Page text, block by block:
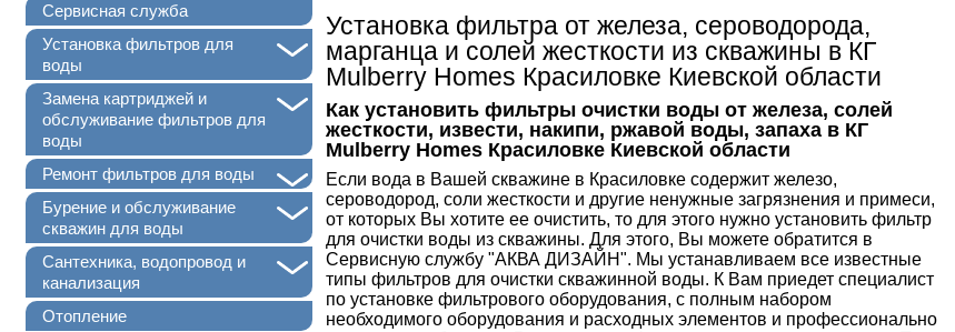
Сервисная служба
+
Установка фильтров для
воды
Замена картриджей и
обслуживание фильтров для
воды
+
Ремонт фильтров для воды
+
Бурение и обслуживание
скважин для воды
+
Сантехника, водопровод и
канализация
Отопление
Установка фильтра от железа, сероводорода,
марганца и солей жесткости из скважины в КГ
Mulberry Homes Красиловке Киевской области
Как установить фильтры очистки воды от железа, солей
жесткости, извести, накипи, ржавой воды, запаха в КГ
Mulberry Homes Красиловке Киевской области
Если вода в Вашей скважине в Красиловке содержит железо,
сероводород, соли жесткости и другие ненужные загрязнения и примеси,
от которых Вы хотите ее очистить, то для этого нужно установить фильтр
для очистки воды из скважины. Для этого, Вы можете обратится в
Сервисную службу "АКВА ДИЗАЙН". Мы устанавливаем все известные
типы фильтров для очистки скважинной воды. К Вам приедет специалист
по установке фильтрового оборудования, с полным набором
необходимого оборудования и расходных элементов и профессионально